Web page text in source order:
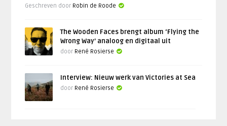
Geschreven door Robin de Roode
The Wooden Faces brengt album ‘Flying the
Wrong Way’ analoog en digitaal uit
door René Rosierse
Interview: Nieuw werk van Victories at Sea
door René Rosierse